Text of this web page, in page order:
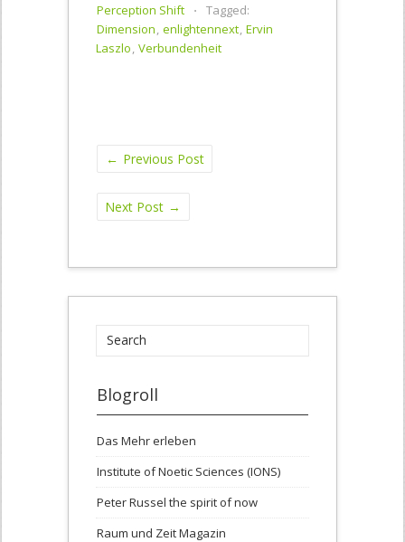
Perception Shift
⋅
Tagged:
Dimension, enlightennext, Ervin
Laszlo, Verbundenheit
← Previous Post
Next Post →
Blogroll
Das Mehr erleben
Institute of Noetic Sciences (IONS)
Peter Russel the spirit of now
Raum und Zeit Magazin